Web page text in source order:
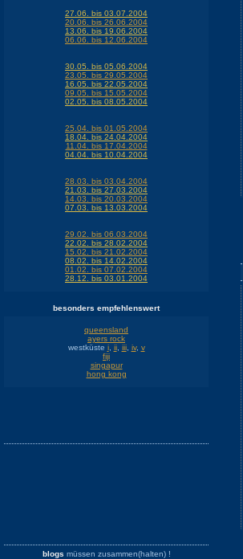
27.06. bis 03.07.2004
20.06. bis 26.06.2004
13.06. bis 19.06.2004
06.06. bis 12.06.2004
30.05. bis 05.06.2004
23.05. bis 29.05.2004
16.05. bis 22.05.2004
09.05. bis 15.05.2004
02.05. bis 08.05.2004
25.04. bis 01.05.2004
18.04. bis 24.04.2004
11.04. bis 17.04.2004
04.04. bis 10.04.2004
28.03. bis 03.04.2004
21.03. bis 27.03.2004
14.03. bis 20.03.2004
07.03. bis 13.03.2004
29.02. bis 06.03.2004
22.02. bis 28.02.2004
15.02. bis 21.02.2004
08.02. bis 14.02.2004
01.02. bis 07.02.2004
28.12. bis 03.01.2004
besonders empfehlenswert
queensland
ayers rock
westküste i, ii, iii, iv, v
fiji
singapur
hong kong
blogs müssen zusammen(halten) !